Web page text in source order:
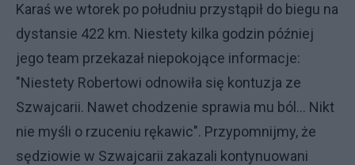
Karaś we wtorek po południu przystąpił do biegu na
dystansie 422 km. Niestety kilka godzin później
jego team przekazał niepokojące informacje:
"Niestety Robertowi odnowiła się kontuzja ze
Szwajcarii. Nawet chodzenie sprawia mu ból... Nikt
nie myśli o rzuceniu rękawic". Przypomnijmy, że
sędziowie w Szwajcarii zakazali kontynuowani